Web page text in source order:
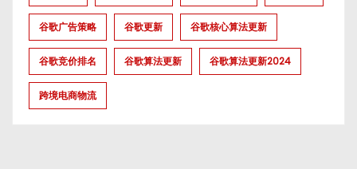
谷歌广告策略 谷歌更新 谷歌核心算法更新
谷歌竞价排名 谷歌算法更新 谷歌算法更新2024
跨境电商物流